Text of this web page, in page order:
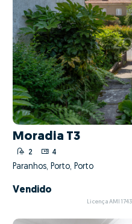
Moradia T3
2 4
Paranhos, Porto, Porto
Vendido
Licença AMI